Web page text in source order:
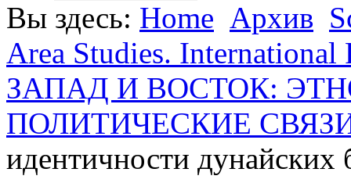
Вы здесь: Home Архив
Area Studies.
ЗАПАД И ВОСТОК:
ПОЛИТИЧЕСКИЕ
идентичности дунайских